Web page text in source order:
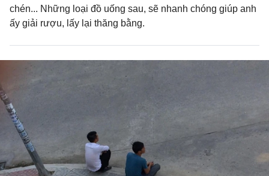
chén... Những loại đồ uống sau, sẽ nhanh chóng giúp anh
ấy giải rượu, lấy lại thăng bằng.